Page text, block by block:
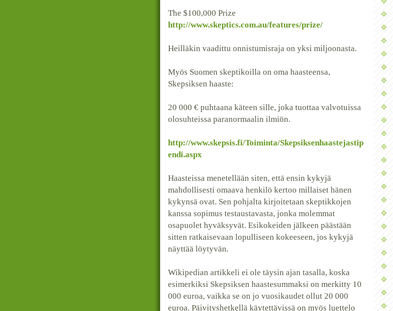
The $100,000 Prize
http://www.skeptics.com.au/features/prize/
Heilläkin vaadittu onnistumisraja on yksi miljoonasta.
Myös Suomen skeptikoilla on oma haasteensa,
Skepsiksen haaste:
20 000 € puhtaana käteen sille, joka tuottaa valvotuissa
olosuhteissa paranormaalin ilmiön.
http://www.skepsis.fi/Toiminta/Skepsiksenhaastejastip
endi.aspx
Haasteissa menetellään siten, että ensin kykyjä
mahdollisesti omaava henkilö kertoo millaiset hänen
kykynsä ovat. Sen pohjalta kirjoitetaan skeptikkojen
kanssa sopimus testaustavasta, jonka molemmat
osapuolet hyväksyvät. Esikokeiden jälkeen päästään
sitten ratkaisevaan lopulliseen kokeeseen, jos kykyjä
näyttää löytyvän.
Wikipedian artikkeli ei ole täysin ajan tasalla, koska
esimerkiksi Skepsiksen haastesummaksi on merkitty 10
000 euroa, vaikka se on jo vuosikaudet ollut 20 000
euroa. Päivityshetkellä käytettävissä on myös luettelo